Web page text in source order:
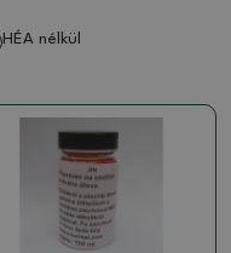
HÉA nélkül